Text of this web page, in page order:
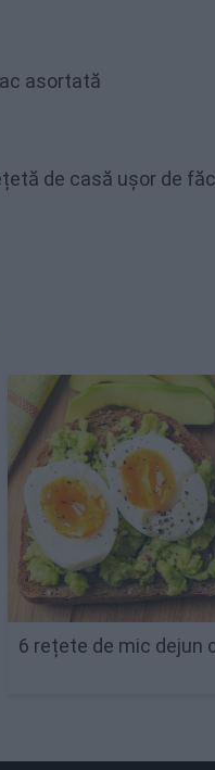
asortată
de casă ușor de
6 rețete de mic dejun